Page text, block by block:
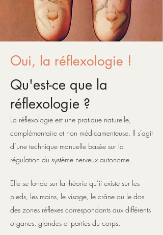
Oui, la réflexologie !
Qu'est-ce que la
réflexologie ?
La réflexologie est une pratique naturelle,
complémentaire et non médicamenteuse. Il s’agit
d’une technique manuelle basée sur la
régulation du système nerveux autonome.
Elle se fonde sur la théorie qu’il existe sur les
pieds, les mains, le visage, le crâne ou le dos
des zones réflexes correspondants aux différents
organes, glandes et parties du corps.